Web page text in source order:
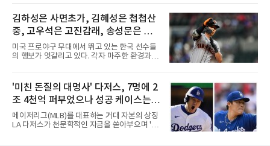
서 보여준 맹활약을 믿고 그에게 팀의 미래를 전
적으로 맡겼다.그러나 2026시즌
다.선수들의 건강과 경기력, 그리고 리그의 지속
가능성을 고려하면 이제는 단순히 '얼마나 많은
경기를 치르느냐'가 아니라 '어떤 수준의 경기를
보여주느냐'를 고민해야 할 시점이다. 그런데 경
기 수를 줄이면 선수들의 연봉도 깎아야 하냐는
얘기가 나온다. 과연 프로야구 선수의 가치를 경
기 수로만 계산하는 것이 맞을까?선수들의 연봉
그리고 대체 불가능한 경쟁력에 대한 평가다.
144경기를 치른다고
김하성은 사면초가, 김혜성은 첩첩산
중, 고우석은 고진감래, 송성문은 무
난지경... 이정후는?
미국 프로야구 무대에서 뛰고 있는 한국 선수들
의 행보가 엇갈리고 있다. 각자 마주한 환경과 현
한 이들의 사투는 저마다의 방식으로 치열하게
전개되는 중이다. 태평양 건너에서 써 내려가고
있는 다섯 선수의 성적표와 현재 처지를 사자성
어로 진단해 본다.김하성은 사면초가에 직면했
다. 잇따른 부상과 이로 인한 긴 공백기는 선수
개인에게 치명적인 타격이었다. 여기에 FA 계약
을 앞둔 시점에서 터져 나온 부진까지 겹치며,
'미친 돈질의 대명사' 다저스, 7명에 2
조 4천억 퍼부었으나 성공 케이스는
오타니와 야마모토뿐
메이저리그(MLB)를 대표하는 거대 자본의 상징
LA 다저스가 천문학적인 자금을 쏟아부으며 '스